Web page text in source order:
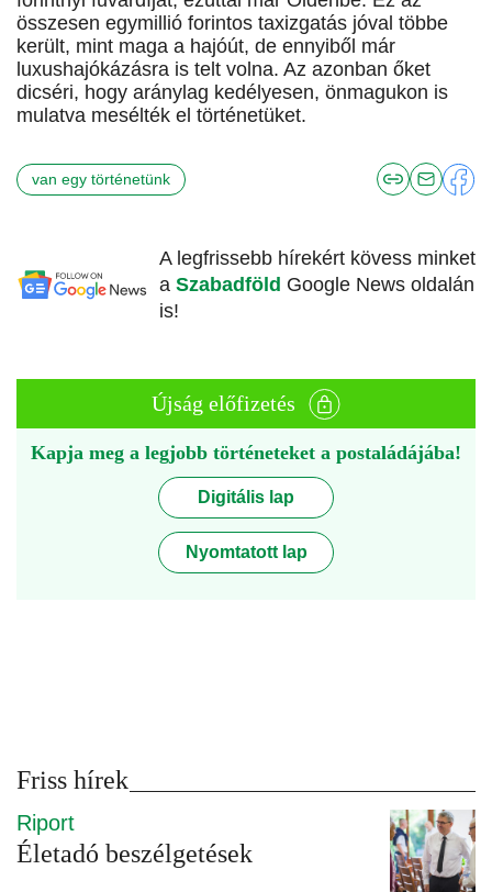
összesen egymillió forintos taxizgatás jóval többe
került, mint maga a hajóút, de ennyiből már
luxushajókázásra is telt volna. Az azonban őket
dicséri, hogy aránylag kedélyesen, önmagukon is
mulatva mesélték el történetüket.
van egy történetünk
A legfrissebb hírekért kövess minket
a Szabadföld Google News oldalán
is!
Újság előfizetés
Kapja meg a legjobb történeteket a postaládájába!
Digitális lap
Nyomtatott lap
Friss hírek
Riport
Életadó beszélgetések